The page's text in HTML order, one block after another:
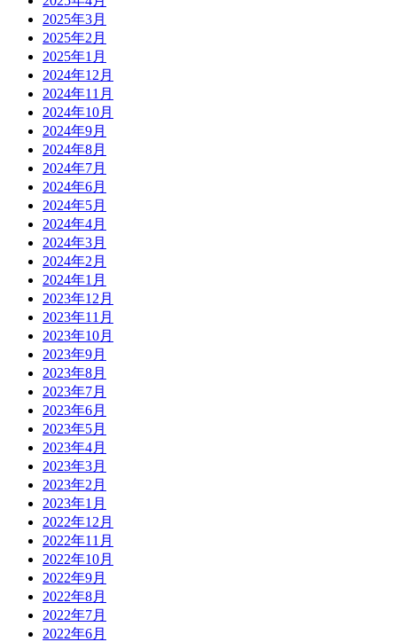
2025年3月
2025年2月
2025年1月
2024年12月
2024年11月
2024年10月
2024年9月
2024年8月
2024年7月
2024年6月
2024年5月
2024年4月
2024年3月
2024年2月
2024年1月
2023年12月
2023年11月
2023年10月
2023年9月
2023年8月
2023年7月
2023年6月
2023年5月
2023年4月
2023年3月
2023年2月
2023年1月
2022年12月
2022年11月
2022年10月
2022年9月
2022年8月
2022年7月
2022年6月